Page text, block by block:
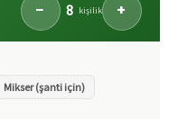
− 8 kişilik +
Mikser (şanti için)